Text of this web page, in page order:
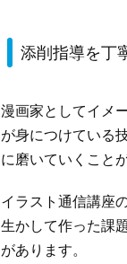
添削指導を丁
漫画家としてイメ
が身につけている
に磨いていくこと
イラスト通信講座
生かして作った課
があります。